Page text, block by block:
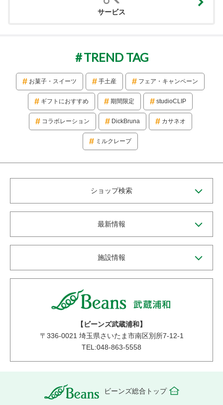
サービス
TREND TAG
お菓子・スイーツ 手土産 フェア・キャンペーン
ギフトにおすすめ 期間限定 studioCLIP
コラボレーション DickBruna カサネオ
ミルクレープ
ショップ検索
最新情報
施設情報
【ビーンズ武蔵浦和】
〒 336-0021 埼玉県さいたま市南区別所7-12-1
TEL:048-863-5558
ビーンズ総合トップ